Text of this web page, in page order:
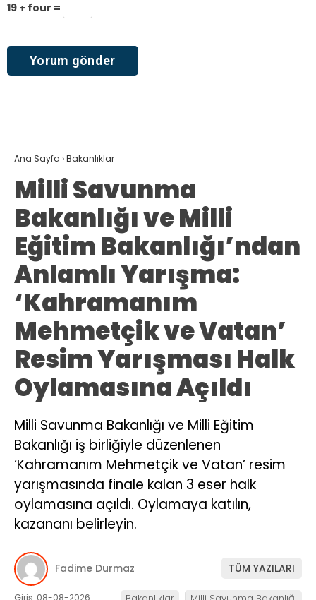
19 + four =
Ana Sayfa ›Bakanlıklar
Milli Savunma
Bakanlığı ve Milli
Eğitim Bakanlığı’ndan
Anlamlı Yarışma:
‘Kahramanım
Mehmetçik ve Vatan’
Resim Yarışması Halk
Oylamasına Açıldı
Milli Savunma Bakanlığı ve Milli Eğitim
Bakanlığı iş birliğiyle düzenlenen
‘Kahramanım Mehmetçik ve Vatan’ resim
yarışmasında finale kalan 3 eser halk
oylamasına açıldı. Oylamaya katılın,
kazananı belirleyin.
Fadime Durmaz TÜM YAZILARI
Giriş: 08-08-2026